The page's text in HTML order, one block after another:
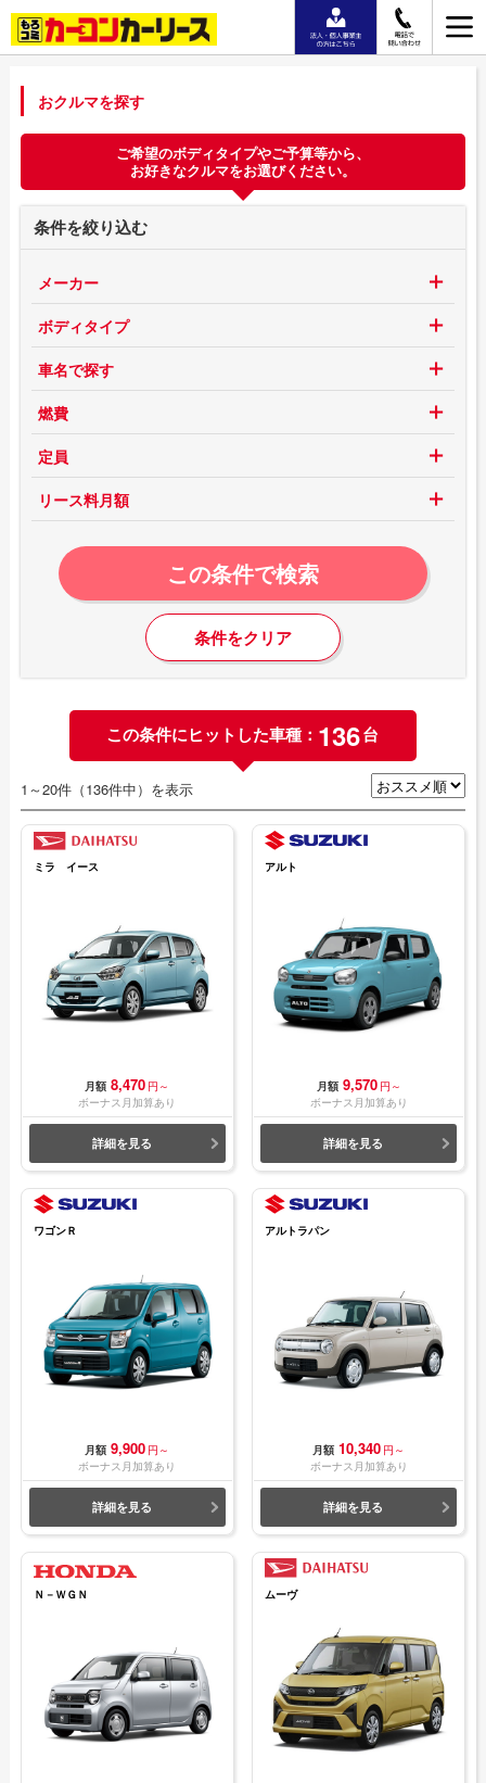
おクルマを探す
ご希望のボディタイプやご予算等から、
お好きなクルマをお選びください。
条件を絞り込む
メーカー
ボディタイプ
車名で探す
燃費
定員
リース料月額
この条件で検索
条件をクリア
この条件にヒットした車種： 136台
1～20件（136件中）を表示
ミラ イース
月額 8,470 円～
ボーナス月加算あり
詳細を見る
アルト
月額 9,570 円～
ボーナス月加算あり
詳細を見る
ワゴンＲ
月額 9,900 円～
ボーナス月加算あり
詳細を見る
アルトラパン
月額 10,340 円～
ボーナス月加算あり
詳細を見る
Ｎ－ＷＧＮ ムーヴ